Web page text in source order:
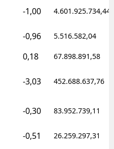
-1,00 4.601.925.734,44
-0,96 5.516.582,04
0,18 67.898.891,58
-3,03 452.688.637,76
-0,30 83.952.739,11
-0,51 26.259.297,31